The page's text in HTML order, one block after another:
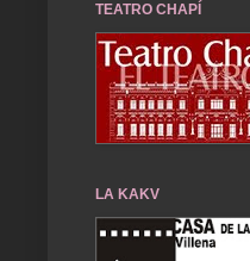
TEATRO CHAPÍ
LA KAKV